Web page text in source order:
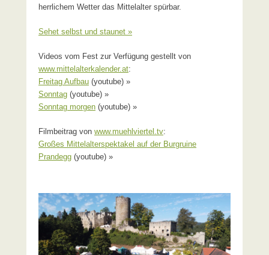
herrlichem Wetter das Mittelalter spürbar.
Sehet selbst und staunet »
Videos vom Fest zur Verfügung gestellt von
www.mittelalterkalender.at:
Freitag Aufbau (youtube) »
Sonntag (youtube) »
Sonntag morgen (youtube) »
Filmbeitrag von www.muehlviertel.tv:
Großes Mittelalterspektakel auf der Burgruine
Prandegg (youtube) »